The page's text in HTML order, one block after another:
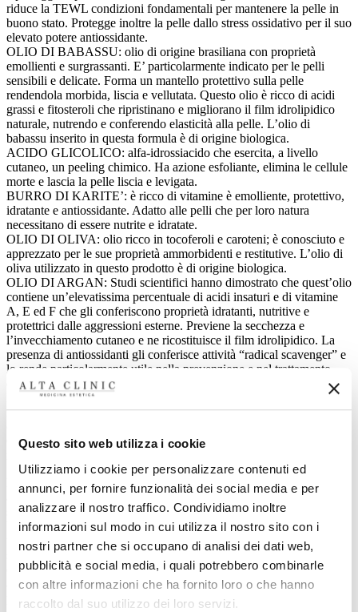
Questo sito web utilizza i cookie
Utilizziamo i cookie per personalizzare contenuti ed
annunci, per fornire funzionalità dei social media e per
analizzare il nostro traffico. Condividiamo inoltre
informazioni sul modo in cui utilizza il nostro sito con i
nostri partner che si occupano di analisi dei dati web,
pubblicità e social media, i quali potrebbero combinarle
con altre informazioni che ha fornito loro o che hanno
raccolto dal suo utilizzo dei loro servizi.
riduce la TEWL condizioni fondamentali per mantenere la pelle in
buono stato. Protegge inoltre la pelle dallo stress ossidativo per il suo
elevato potere antiossidante.
OLIO DI BABASSU: olio di origine brasiliana con proprietà
emollienti e surgrassanti. E’ particolarmente indicato per le pelli
sensibili e delicate. Forma un mantello protettivo sulla pelle
rendendola morbida, liscia e vellutata. Questo olio è ricco di acidi
grassi e fitosteroli che ripristinano e migliorano il film idrolipidico
naturale, nutrendo e conferendo elasticità alla pelle. L’olio di
babassu inserito in questa formula è di origine biologica.
ACIDO GLICOLICO: alfa-idrossiacido che esercita, a livello
cutaneo, un peeling chimico. Ha azione esfoliante, elimina le cellule
morte e lascia la pelle liscia e levigata.
BURRO DI KARITE’: è ricco di vitamine è emolliente, protettivo,
idratante e antiossidante. Adatto alle pelli che per loro natura
necessitano di essere nutrite e idratate.
OLIO DI OLIVA: olio ricco in tocoferoli e caroteni; è conosciuto e
apprezzato per le sue proprietà ammorbidenti e restitutive. L’olio di
oliva utilizzato in questo prodotto è di origine biologica.
OLIO DI ARGAN: Studi scientifici hanno dimostrato che quest’olio
contiene un’elevatissima percentuale di acidi insaturi e di vitamine
A, E ed F che gli conferiscono proprietà idratanti, nutritive e
protettrici dalle aggressioni esterne. Previene la secchezza e
l’invecchiamento cutaneo e ne ricostituisce il film idrolipidico. La
presenza di antiossidanti gli conferisce attività “radical scavenger” e
lo rende particolarmente utile nella prevenzione e nel trattamento
dell’invecchiamento cutaneo.
ESTRATTO DI ALOE: Questo estratto grazie alle sue proprietà
idratanti ed emollienti è adatto al trattamento sia delle pelli giovani
OLIO DI MANDORLE DOLCI: olio con proprietà addolcenti,
INGREDIENTI:
aqua (water), c12-20 acid peg-8 ester, cetearyl alcohol, ethylhexyl
stearate, butyrospermum parkii butter (butyrospermum parkii (shea)
butter), ethylhexyl palmitate, mel (honey), caprylic/capric
triglyceride, glycerin, glycolic acid, titanium dioxide, argania
spinosa oil (argania spinosa kernel oil), olea europaea fruit oil (olea
europaea (olive) fruit oil), prunus amygdalus dulcis oil (prunus
amygdalus dulcis (sweet almond) oil), orbignya oleifera seed oil,
phenoxyethanol, aloe barbadensis extract (aloe barbadensis leaf